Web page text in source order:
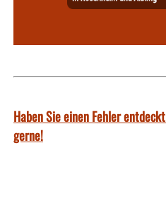
Haben Sie einen Fehler
gerne!